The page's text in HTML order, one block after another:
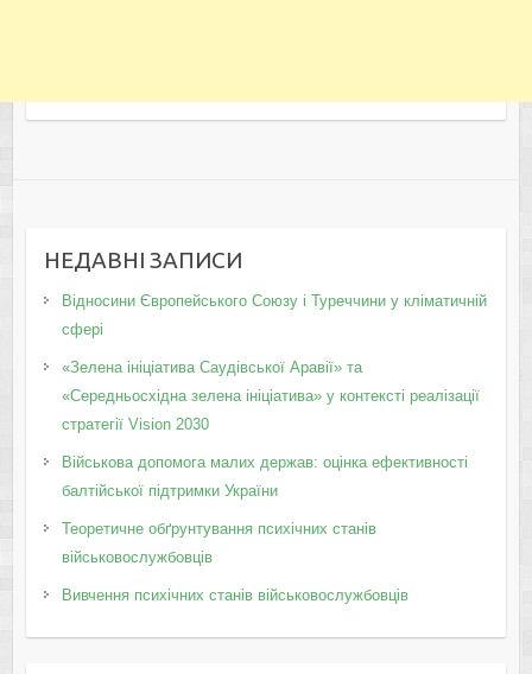
НЕДАВНІ ЗАПИСИ
Відносини Європейського Союзу і Туреччини у кліматичній
сфері
«Зелена ініціатива Саудівської Аравії» та
«Середньосхідна зелена ініціатива» у контексті реалізації
стратегії Vision 2030
Військова допомога малих держав: оцінка ефективності
балтійської підтримки України
Теоретичне обґрунтування психічних станів
військовослужбовців
Вивчення психічних станів військовослужбовців